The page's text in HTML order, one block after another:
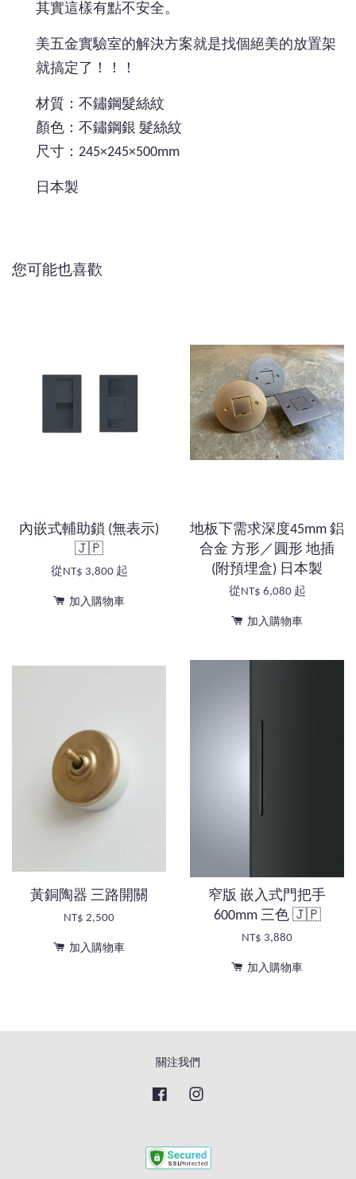
其實這樣有點不安全。
美五金實驗室的解決方案就是找個絕美的放置架
就搞定了！！！
材質：不鏽鋼髮絲紋
顏色：不鏽鋼銀 髮絲紋
尺寸：245×245×500mm
日本製
您可能也喜歡
內嵌式輔助鎖 (無表示)
🇯🇵
從 NT$ 3,800 起
加入購物車
地板下需求深度45mm 鋁
合金 方形／圓形 地插
(附預埋盒) 日本製
從 NT$ 6,080 起
加入購物車
黃銅陶器 三路開關
NT$ 2,500
加入購物車
窄版 嵌入式門把手
600mm 三色 🇯🇵
NT$ 3,880
加入購物車
關注我們
Facebook